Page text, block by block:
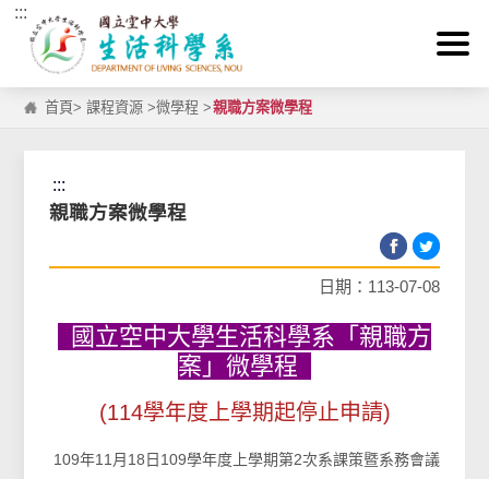
跳到主要內容區塊
:::
首頁>課程資源 >微學程 >親職方案微學程
:::
親職方案微學程
日期：113-07-08
國立空中大學生活科學系「親職方
案」微學程
(114學年度上學期起停止申請)
109年11月18日109學年度上學期第2次系課策暨系務會議